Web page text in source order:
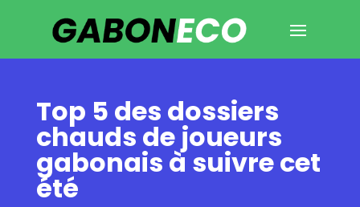
Top 5 des dossiers
chauds de joueurs
gabonais à suivre cet
été